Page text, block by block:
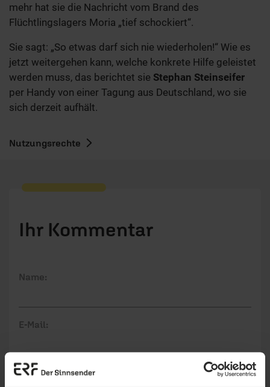
mehr hat sie die Nachricht vom Brand des
Flüchtlingslagers Moria „tief schockiert“.
Sie sagt: „So etwas darf sich nie wiederholen!“ Wie es
jetzt weitergehen kann, welche konkrete Hilfe geleistet
werden muss, das berichtet sie Stephan Steinseifer
per Handy von einer Tagung aus Deutschland, wo sie
sich derzeit aufhält.
Nutzungsrechte
Ihr Kommentar
Name:
E-Mail:
Die E-Mail-Adresse wird nicht veröffentlicht.